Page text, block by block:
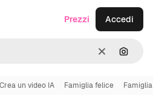
CancellaCerca
Prezzi Accedi
Crea un video IA Famiglia felice